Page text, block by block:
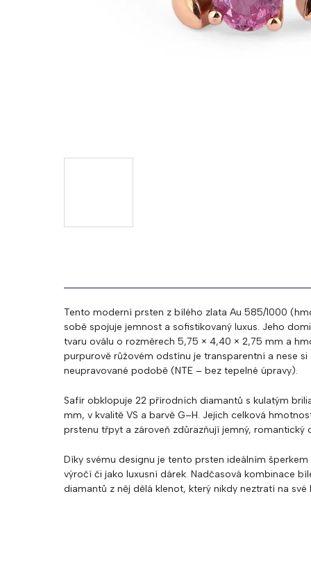
Tento moderní prsten z bílého zlata Au 585/1000
sobě spojuje jemnost a sofistikovaný luxus. Jeho
tvaru oválu o rozměrech 5,75 × 4,40 × 2,75 mm a
purpurově růžovém odstínu je transparentní a nese
neupravované podobě (NTE – bez tepelné úpravy).
Safír obklopuje 22 přírodních diamantů s kulatým
mm, v kvalitě VS a barvě G–H. Jejich celková
prstenu třpyt a zároveň zdůrazňují jemný, romantický
Díky svému designu je tento prsten ideálním
výročí či jako luxusní dárek. Nadčasová kombinace
diamantů z něj dělá klenot, který nikdy neztratí na své